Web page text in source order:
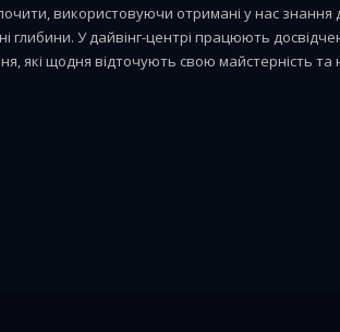
використовуючи отримані у нас
глибини. У дайвінг-центрі працюють
які щодня відточують свою майстерність та